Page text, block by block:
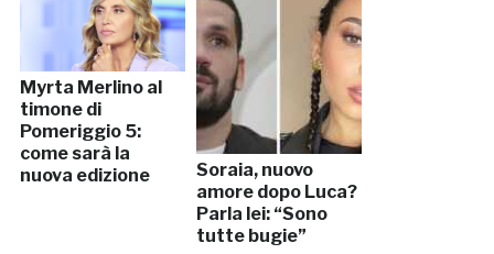
Myrta Merlino al
timone di
Pomeriggio 5:
come sarà la
nuova edizione
Soraia, nuovo
amore dopo Luca?
Parla lei: “Sono
tutte bugie”